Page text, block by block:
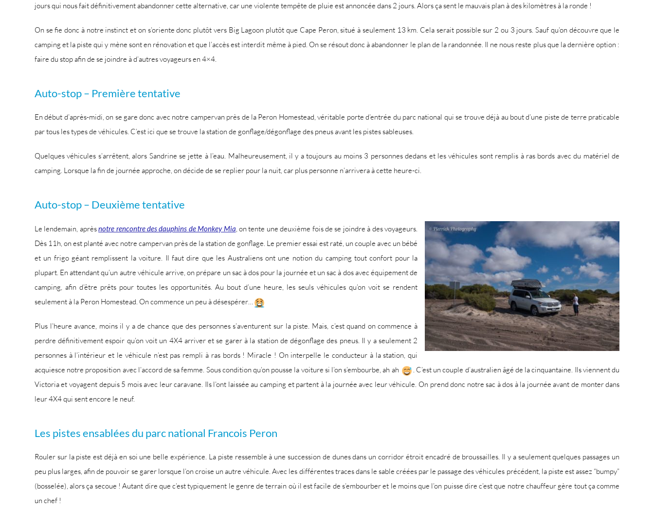
jours qui nous fait définitivement abandonner cette alternative, car une violente tempête de pluie est annoncée dans 2 jours. Alors ça sent le mauvais plan à des kilomètres à la ronde !
On se fie donc à notre instinct et on s’oriente donc plutôt vers Big Lagoon plutôt que Cape Peron, situé à seulement 13 km. Cela serait possible sur 2 ou 3 jours. Sauf qu’on découvre que le
camping et la piste qui y mène sont en rénovation et que l’accès est interdit même à pied. On se résout donc à abandonner le plan de la randonnée. Il ne nous reste plus que la dernière option :
faire du stop afin de se joindre à d’autres voyageurs en 4×4.
Auto-stop – Première tentative
En début d’après-midi, on se gare donc avec notre campervan près de la Peron Homestead, véritable porte d’entrée du parc national qui se trouve déjà au bout d’une piste de terre praticable
par tous les types de véhicules. C’est ici que se trouve la station de gonflage/dégonflage des pneus avant les pistes sableuses.
Quelques véhicules s’arrêtent, alors Sandrine se jette à l’eau. Malheureusement, il y a toujours au moins 3 personnes dedans et les véhicules sont remplis à ras bords avec du matériel de
camping. Lorsque la fin de journée approche, on décide de se replier pour la nuit, car plus personne n’arrivera à cette heure-ci.
Auto-stop – Deuxième tentative
Le lendemain, aprèsnotre rencontre des dauphins de Monkey Mia, on tente une deuxième fois de se joindre à des voyageurs.
Dès 11h, on est planté avec notre campervan près de la station de gonflage. Le premier essai est raté, un couple avec un bébé
et un frigo géant remplissent la voiture. Il faut dire que les Australiens ont une notion du camping tout confort pour la
plupart. En attendant qu’un autre véhicule arrive, on prépare un sac à dos pour la journée et un sac à dos avec équipement de
camping, afin d’être prêts pour toutes les opportunités. Au bout d’une heure, les seuls véhicules qu’on voit se rendent
seulement à la Peron Homestead. On commence un peu à désespérer…
Plus l’heure avance, moins il y a de chance que des personnes s’aventurent sur la piste. Mais, c’est quand on commence à
perdre définitivement espoir qu’on voit un 4X4 arriver et se garer à la station de dégonflage des pneus. Il y a seulement 2
personnes à l’intérieur et le véhicule n’est pas rempli à ras bords ! Miracle ! On interpelle le conducteur à la station, qui
acquiesce notre proposition avec l’accord de sa femme. Sous condition qu’on pousse la voiture si l’on s’embourbe, ah ah
. C’est un couple d’australien âgé de la cinquantaine. Ils viennent du
Victoria et voyagent depuis 5 mois avec leur caravane. Ils l’ont laissée au camping et partent à la journée avec leur véhicule. On prend donc notre sac à dos à la journée avant de monter dans
leur 4X4 qui sent encore le neuf.
Les pistes ensablées du parc national Francois Peron
Rouler sur la piste est déjà en soi une belle expérience. La piste ressemble à une succession de dunes dans un corridor étroit encadré de broussailles. Il y a seulement quelques passages un
peu plus larges, afin de pouvoir se garer lorsque l’on croise un autre véhicule. Avec les différentes traces dans le sable créées par le passage des véhicules précédent, la piste est assez “bumpy”
(bosselée), alors ça secoue ! Autant dire que c’est typiquement le genre de terrain où il est facile de s’embourber et le moins que l’on puisse dire c’est que notre chauffeur gère tout ça comme
un chef !